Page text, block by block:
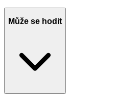
Může se hodit